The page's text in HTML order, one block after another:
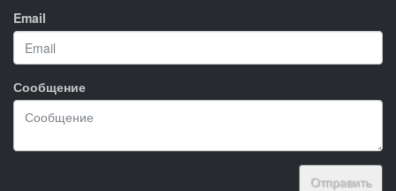
Email
Сообщение
Отправить